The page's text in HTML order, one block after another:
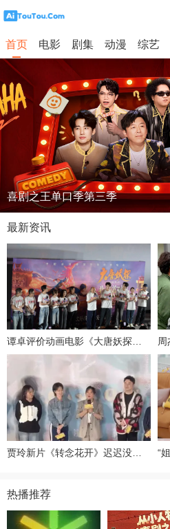
首页 电影 剧集 动漫 综艺
开始推理吧第四季
喜剧之王单口季第三季
最新资讯
谭卓评价动画电影《大唐妖探》：意犹未尽，想看第二部
热播推荐